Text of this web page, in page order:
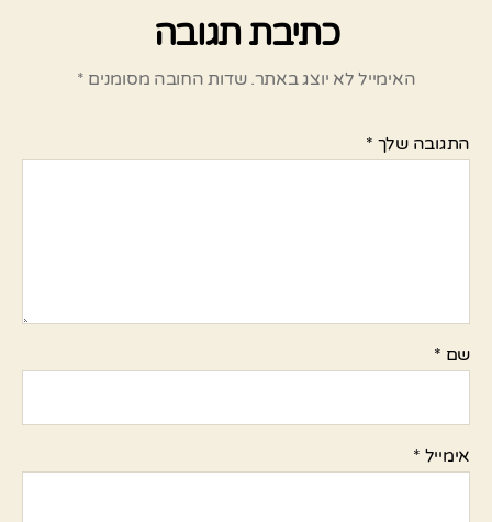
כתיבת תגובה
האימייל לא יוצג באתר. שדות החובה מסומנים *
התגובה שלך *
שם *
אימייל *